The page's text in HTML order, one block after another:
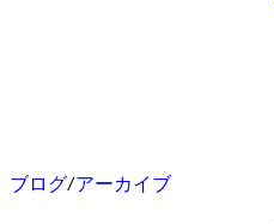
ブログ/アーカイブ